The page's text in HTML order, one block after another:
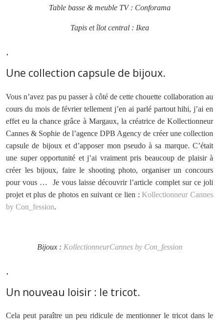
Table basse & meuble TV : Conforama
Tapis et îlot central : Ikea
.
Une collection capsule de bijoux.
Vous n’avez pas pu passer à côté de cette chouette collaboration au
cours du mois de février tellement j’en ai parlé partout hihi, j’ai en
effet eu la chance grâce à Margaux, la créatrice de Kollectionneur
Cannes & Sophie de l’agence DPB Agency de créer une collection
capsule de bijoux et d’apposer mon pseudo à sa marque. C’était
une super opportunité et j’ai vraiment pris beaucoup de plaisir à
créer les bijoux, faire le shooting photo, organiser un concours
pour vous … Je vous laisse découvrir l’article complet sur ce joli
projet et plus de photos en suivant ce lien :Kollectionneur Cannes
by Con_fession.
Bijoux : KollectionneurCannes by Con_fession
.
Un nouveau loisir : le tricot.
Cela peut paraître un peu ridicule de mentionner le tricot dans le